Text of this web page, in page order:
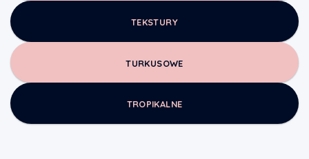
TEKSTURY
TURKUSOWE
TROPIKALNE